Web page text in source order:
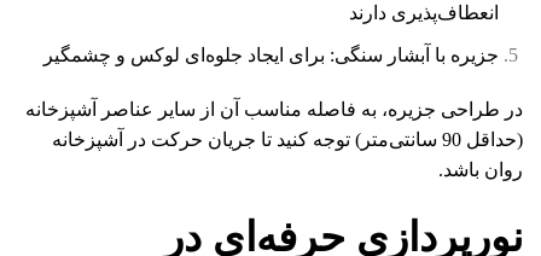
انعطاف‌پذیری دارند
جزیره با آبشار سنگی: برای ایجاد جلوه‌ای لوکس و چشمگیر
در طراحی جزیره، به فاصله مناسب آن از سایر عناصر آشپزخانه
(حداقل 90 سانتی‌متر) توجه کنید تا جریان حرکت در آشپزخانه
روان باشد.
نورپردازی حرفه‌ای در